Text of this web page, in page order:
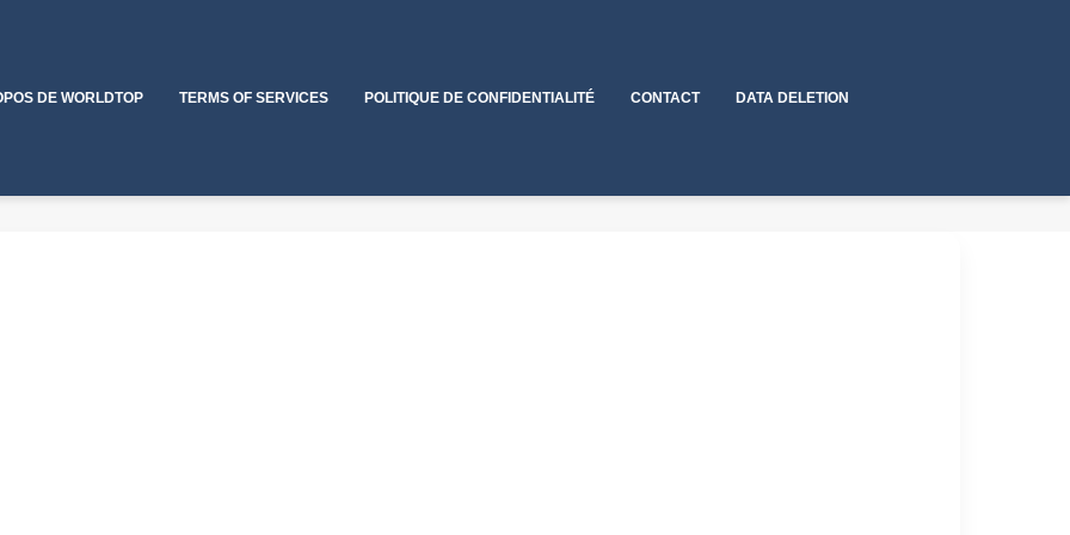
DE WORLDTOP TERMS OF SERVICES POLITIQUE DE CONFIDENTIALITÉ CONTACT DATA DELETION